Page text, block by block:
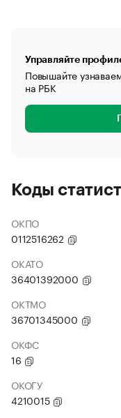
Управляйте
Повышайте
на РБК
Коды
ОКПО
0112516262
ОКАТО
36401392000
ОКТМО
36701345000
ОКФС
16
ОКОГУ
4210015